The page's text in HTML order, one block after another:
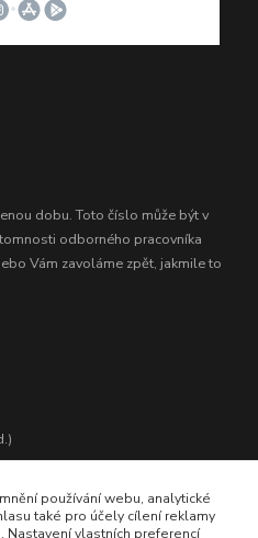
dobu. Toto číslo může být v
odborného pracovníka
Vám zavoláme zpět, jakmile to
používání webu, analytické
také pro účely cílení reklamy
Nastavení vlastních preferencí